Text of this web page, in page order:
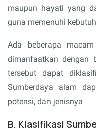
maupun hayati yang
guna memenuhi
Ada beberapa
dimanfaatkan dengan
tersebut dapat
Sumberdaya alam
potensi, dan jenisnya
B. Klasifikasi